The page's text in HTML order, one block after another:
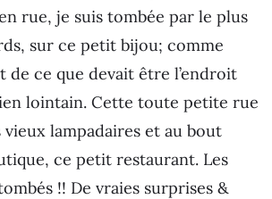
rue, je suis tombée par le plus
sur ce petit bijou; comme
de ce que devait être l’endroit
lointain. Cette toute petite rue
vieux lampadaires et au bout
ce petit restaurant. Les
!! De vraies surprises &